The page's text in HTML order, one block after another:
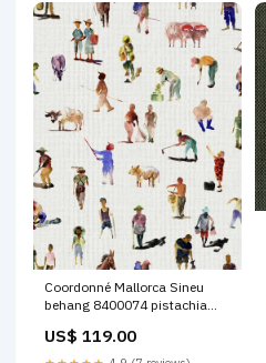
Coordonné Mallorca Sineu
behang 8400074 pistachia
US$ 119.00